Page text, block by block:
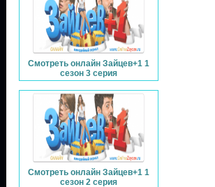
Смотреть онлайн Зайцев+1 1
сезон 3 серия
Смотреть онлайн Зайцев+1 1
сезон 2 серия